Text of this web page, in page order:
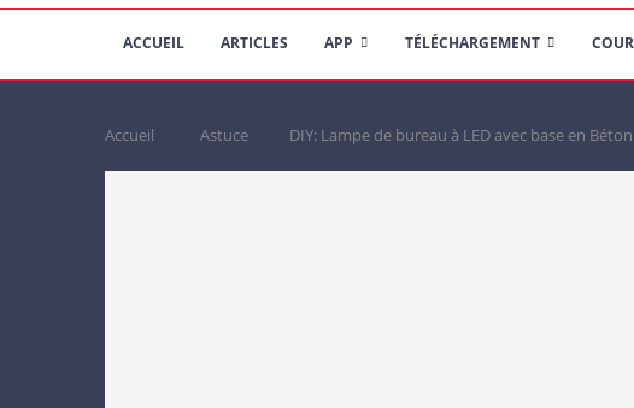
ACCUEIL ARTICLES APP TÉLÉCHARGEMENT
Accueil Astuce DIY: Lampe de bureau à LED avec base en Béton